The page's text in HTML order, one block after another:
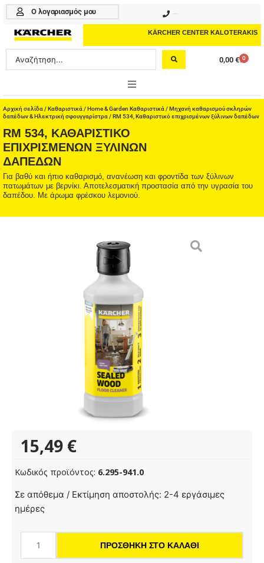
Μετάβαση
περιεχόμενο
Ο λογαριασμός μου
KÄRCHER CENTER KALOTERAKIS
Search
...
0,00 € 0
Cart
ONLINE SHOP
HOME & GARDEN
PROFESSIONAL
ΑΞΕΣΟΥΑΡ
Αρχική σελίδα /Καθαριστικά /Home & Garden Καθαριστικά /Μηχανή καθαρισμού σκληρών
δαπέδων & Ηλεκτρική σφουγγαρίστρα / RM 534, Καθαριστικό επιχρισμένων ξύλινων δαπέδων
RM 534, ΚΑΘΑΡΙΣΤΙΚΌ
ΕΠΙΧΡΙΣΜΈΝΩΝ ΞΎΛΙΝΩΝ
ΔΑΠΈΔΩΝ
Για βαθύ και ήπιο καθαρισμό, ανανέωση και φροντίδα των ξύλινων
πατωμάτων με βερνίκι. Αποτελεσματική προστασία από την υγρασία του
δαπέδου. Με άρωμα φρέσκου λεμονιού.
15,49 €
Κωδικός προϊόντος: 6.295-941.0
Σε απόθεμα / Εκτίμηση αποστολής: 2-4 εργάσιμες
ημέρες
RM
534,
επιχρισμένων
ξύλινων
ΠΡΟΣΘΉΚΗ ΣΤΟ ΚΑΛΆΘΙ